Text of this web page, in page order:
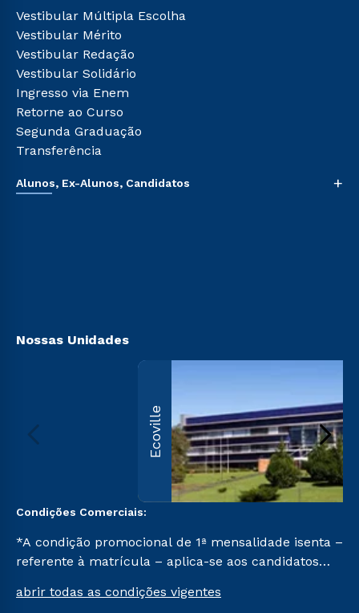
Ética e Integridade
Cursos de Medicina
Cursos Livres
Cursos Técnicos
Cursos Profissionalizantes
Vestibular Múltipla Escolha
Vestibular Mérito
Vestibular Redação
Vestibular Solidário
Ingresso via Enem
Retorne ao Curso
Segunda Graduação
Transferência
Alunos, Ex-Alunos, Candidatos +
Nossas Unidades
Ecoville
Condições Comerciais:
*A condição promocional de 1ª mensalidade isenta –
referente à matrícula – aplica-se aos candidatos
na prova on-line ou agendada, que ofertam bolsas
abrir todas as condições vigentes